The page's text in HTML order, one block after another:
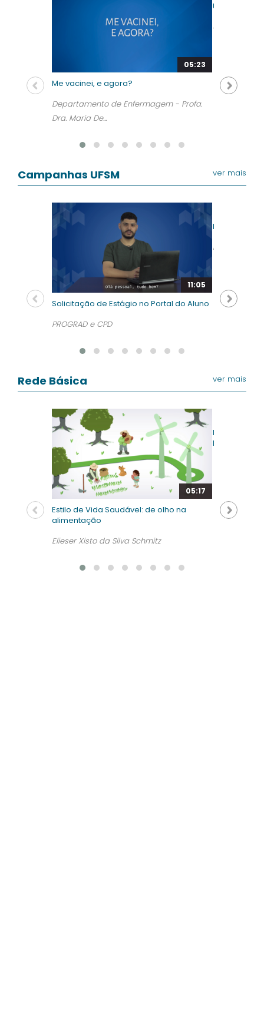
05:23
Me vacinei, e agora?
Departamento de Enfermagem - Profa.
Dra. Maria De...
UFSM em
UFSM
ver mais
Campanhas UFSM
11:05
Solicitação de Estágio no Portal do Aluno
PROGRAD e CPD
Editora UFSM
Estúdio NTE
ver mais
Rede Básica
05:17
Estilo de Vida Saudável: de olho na
alimentação
Elieser Xisto da Silva Schmitz
Natural